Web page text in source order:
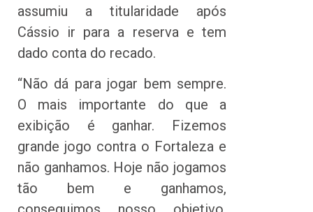
assumiu a titularidade após
Cássio ir para a reserva e tem
dado conta do recado.
“Não dá para jogar bem sempre.
O mais importante do que a
exibição é ganhar. Fizemos
grande jogo contra o Fortaleza e
não ganhamos. Hoje não jogamos
tão bem e ganhamos,